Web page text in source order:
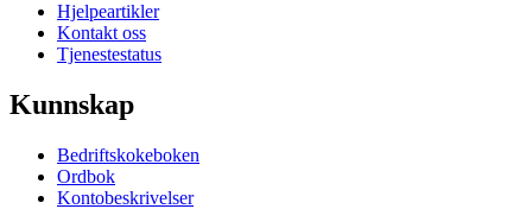
Hjelpeartikler
Kontakt oss
Tjenestestatus
Kunnskap
Bedriftskokeboken
Ordbok
Kontobeskrivelser